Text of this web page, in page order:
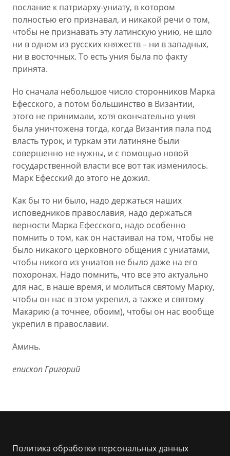
послание к патриарху-униату, в котором
полностью его признавал, и никакой речи о том,
чтобы не признавать эту латинскую унию, не шло
ни в одном из русских княжеств – ни в западных,
ни в восточных. То есть уния была по факту
принята.
Но сначала небольшое число сторонников Марка
Ефесского, а потом большинство в Византии,
этого не принимали, хотя окончательно уния
была уничтожена тогда, когда Византия пала под
власть турок, и туркам эти латиняне были
совершенно не нужны, и с помощью новой
государственной власти все вот так изменилось.
Марк Ефесский до этого не дожил.
Как бы то ни было, надо держаться наших
исповедников православия, надо держаться
верности Марка Ефесского, надо особенно
помнить о том, как он настаивал на том, чтобы не
было никакого церковного общения с униатами,
чтобы никого из униатов не было даже на его
похоронах. Надо помнить, что все это актуально
для нас, в наше время, и молиться святому Марку,
чтобы он нас в этом укрепил, а также и святому
Макарию (а точнее, обоим), чтобы он нас вообще
укрепил в православии.
Аминь.
епископ Григорий
Политика обработки персональных данных